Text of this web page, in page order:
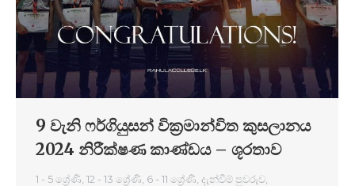
9 වැනි ෆර්ගියුසන් වික්‍රමාන්විත කුසලානය
2024 නිරීක්ෂණ කාණ්ඩය – ශූරතාව
1 - 5 ශ්‍රේණි 12 - 13 ශ්‍රේණි 6 - 11 ශ්‍රේණි දැන්වීම් පුවරුව